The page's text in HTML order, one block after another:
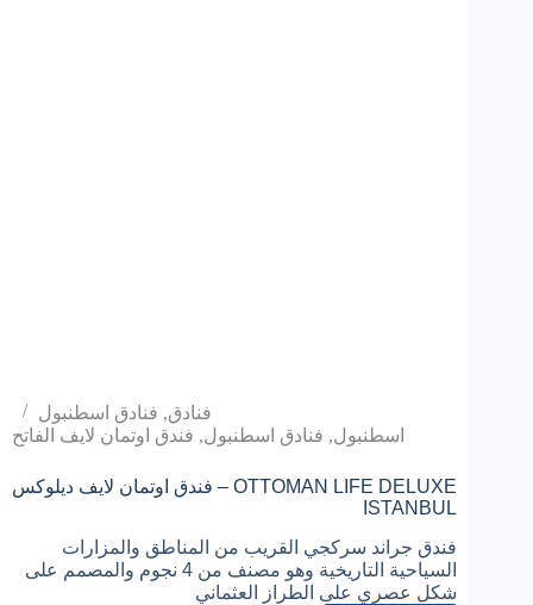
فنادق, فنادق اسطنبول
اسطنبول, فنادق اسطنبول, فندق اوتمان لايف الفاتح
فندق اوتمان لايف ديلوكس – OTTOMAN LIFE DELUXE
ISTANBUL
فندق جراند سركجي القريب من المناطق والمزارات
السياحية التاريخية وهو مصنف من 4 نجوم والمصمم على
شكل عصري على الطراز العثماني